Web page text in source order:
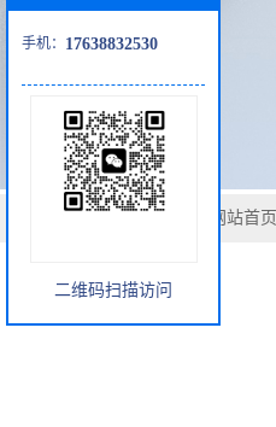
手机： 17638832530
二维码扫描访问